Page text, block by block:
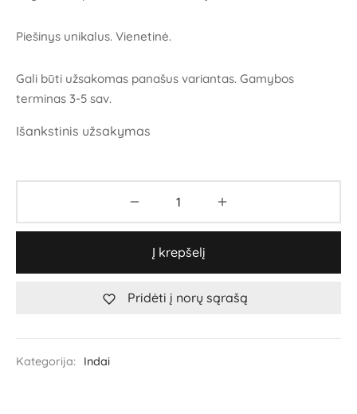
Piešinys unikalus. Vienetinė.
Gali būti užsakomas panašus variantas. Gamybos
terminas 3-5 sav.
Išankstinis užsakymas
Į krepšelį
Pridėti į norų sąrašą
Kategorija: Indai